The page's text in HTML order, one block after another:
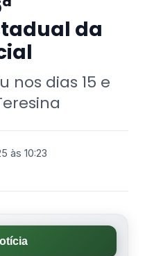
da
nos dias 15 e
às 10:23